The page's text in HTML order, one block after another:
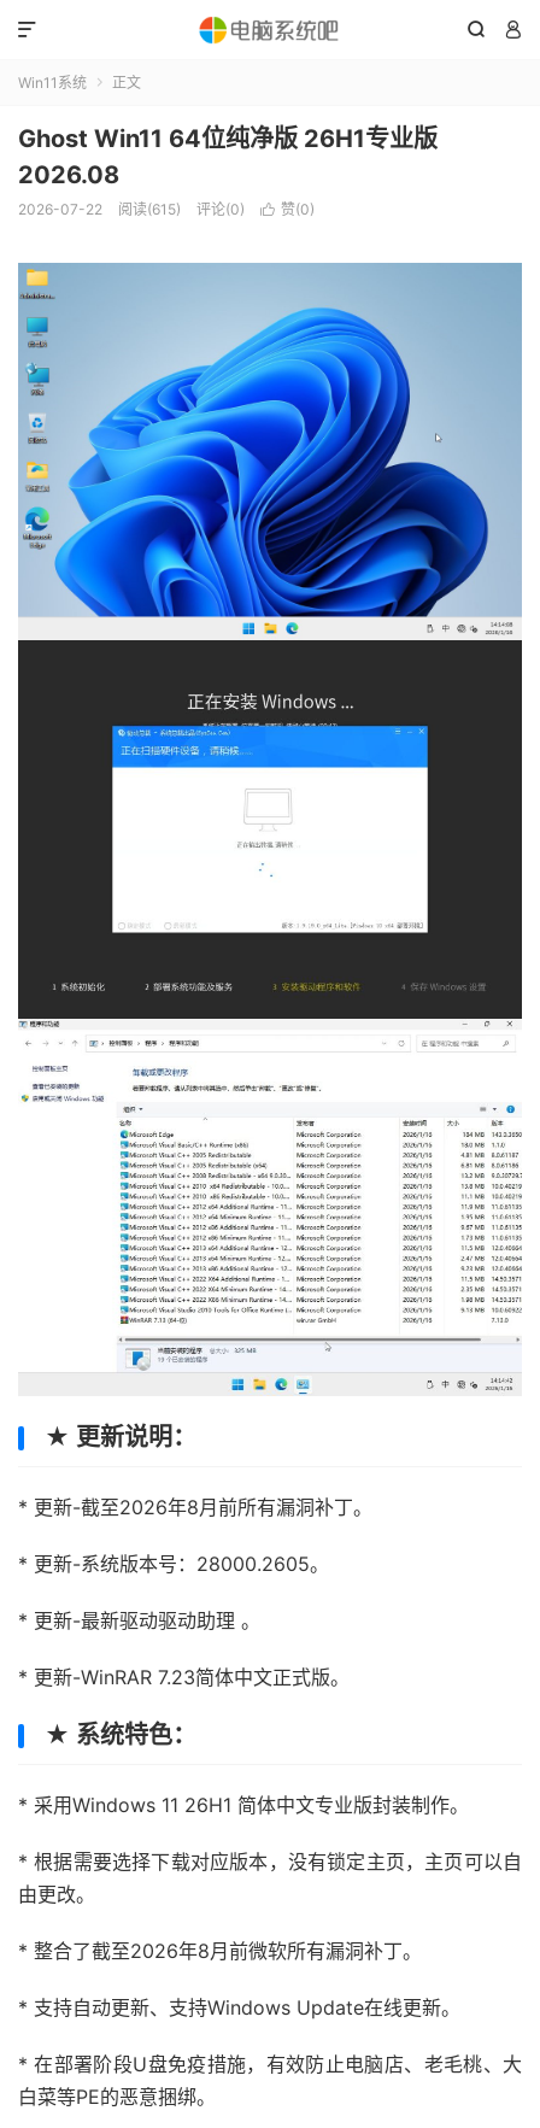
 

Win11系统  正文
Ghost Win11 64位纯净版 26H1专业版
2026.08
2026-07-22 阅读(615) 评论(0)  赞(0)
★ 更新说明：
* 更新-截至2026年8月前所有漏洞补丁。
* 更新-系统版本号：28000.2605。
* 更新-最新驱动驱动助理 。
* 更新-WinRAR 7.23简体中文正式版。
★ 系统特色：
* 采用Windows 11 26H1 简体中文专业版封装制作。
* 根据需要选择下载对应版本，没有锁定主页，主页可以自
由更改。
* 整合了截至2026年8月前微软所有漏洞补丁。
* 支持自动更新、支持Windows Update在线更新。
* 在部署阶段U盘免疫措施，有效防止电脑店、老毛桃、大
白菜等PE的恶意捆绑。